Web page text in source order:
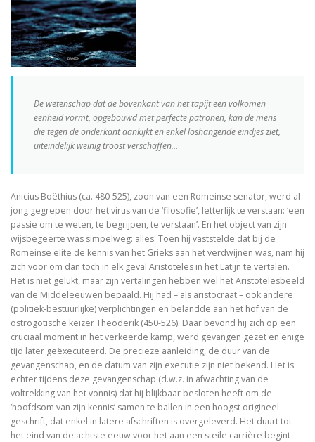
Bruiloft (I, II) Preken over het Hooglied
Philosophy of Religion in the Renaissance
Mag ik? Dank je. Sorry.
Waar blijft de kerk?
Bach’s Personal copy of Calov’s Bible Commentary
Bardot, Fallaci, Houellebecq en Wilders….
Allesomvattende onderwijsleer. Didactica
Meursault: contre-enquête
Tegenwoordigheid van geest als Europese uitdaging
Ecce Philosophus. Leven en werk
Trialoog.
De ontdekking van het Nieuwe Testament
De wetenschap dat de bovenkant van het tapijt een volkomen
eenheid vormt, opgebouwd met perfecte patronen, kan de mens
die tegen de onderkant aankijkt en enkel loshangende eindjes ziet,
uiteindelijk weinig troost verschaffen…
Anicius Boëthius (ca. 480-525), zoon van een Romeinse senator, werd al
jong gegrepen door het virus van de ‘filosofie’, letterlijk te verstaan: ‘een
passie om te weten, te begrijpen, te verstaan’. En het object van zijn
wijsbegeerte was simpelweg: alles. Toen hij vaststelde dat bij de
Romeinse elite de kennis van het Grieks aan het verdwijnen was, nam hij
zich voor om dan toch in elk geval Aristoteles in het Latijn te vertalen.
Het is niet gelukt, maar zijn vertalingen hebben wel het Aristotelesbeeld
van de Middeleeuwen bepaald. Hij had – als aristocraat – ook andere
(politiek-bestuurlijke) verplichtingen en belandde aan het hof van de
ostrogotische keizer Theoderik (450-526). Daar bevond hij zich op een
cruciaal moment in het verkeerde kamp, werd gevangen gezet en enige
tijd later geëxecuteerd. De precieze aanleiding, de duur van de
gevangenschap, en de datum van zijn executie zijn niet bekend. Het is
echter tijdens deze gevangenschap (d.w.z. in afwachting van de
voltrekking van het vonnis) dat hij blijkbaar besloten heeft om de
‘hoofdsom van zijn kennis’ samen te ballen in een hoogst origineel
geschrift, dat enkel in latere afschriften is overgeleverd. Het duurt tot
het eind van de achtste eeuw voor het aan een steile carrière begint